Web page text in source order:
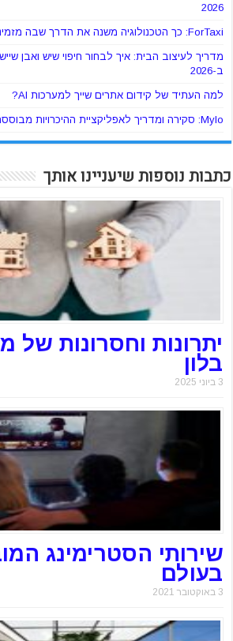
2026
ForTaxi: כך הטכנולוגיה משנה את הדרך שבה מזמינים מונית
מדריך לעיצוב הבית: איך לבחור חיפוי שיש ואבן
ב-2026
למה העתיד של קידום אתרים שייך למערכות AI?
Mylo: סקירה ומדריך לאפליקציית ההיכרויות מבוססת ה-AI
כתבות נוספות שיעניינו אותך
יתרונות וחסרונות של
בלון
3 ביוני 2025
שירותי הסטרימינג
בעולם
3 באוקטובר 2021